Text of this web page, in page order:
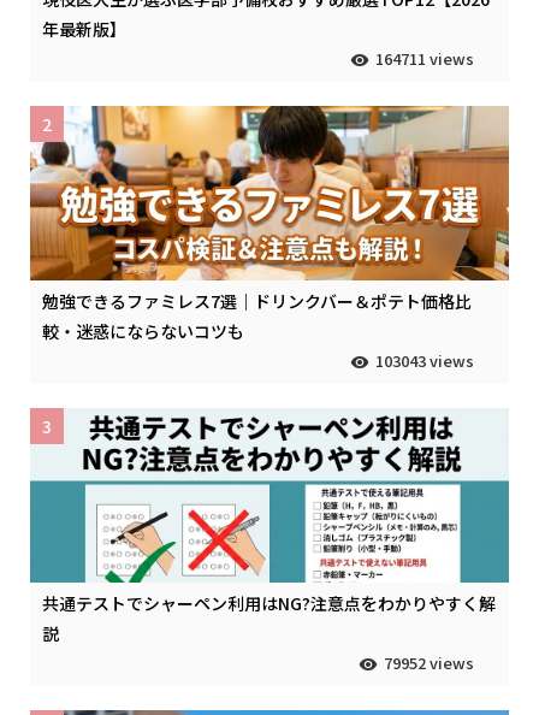
年最新版】
164711 views
勉強できるファミレス7選｜ドリンクバー＆ポテト価格比
較・迷惑にならないコツも
103043 views
2
共通テストでシャーペン利用はNG?注意点をわかりやすく解
説
79952 views
3